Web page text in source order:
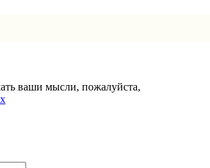
ваши мысли, пожалуйста,
x